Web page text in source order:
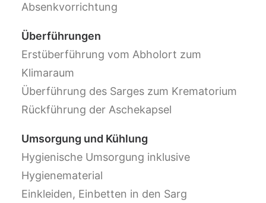
Absenkvorrichtung
Überführungen
Erstüberführung vom Abholort zum
Klimaraum
Überführung des Sarges zum Krematorium
Rückführung der Aschekapsel
Umsorgung und Kühlung
Hygienische Umsorgung inklusive
Hygienematerial
Einkleiden, Einbetten in den Sarg